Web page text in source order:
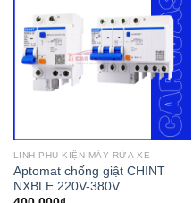
LINH PHỤ KIỆN MÁY RỬA XE
Aptomat chống giật CHINT
NXBLE 220V-380V